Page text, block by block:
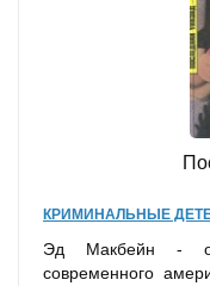
КРИМИНАЛЬНЫЕ
Эд Макбейн -
современного